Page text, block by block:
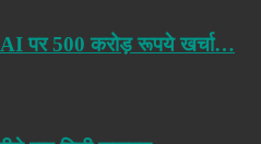
पर 500 करोड़ रूपये खर्चा…